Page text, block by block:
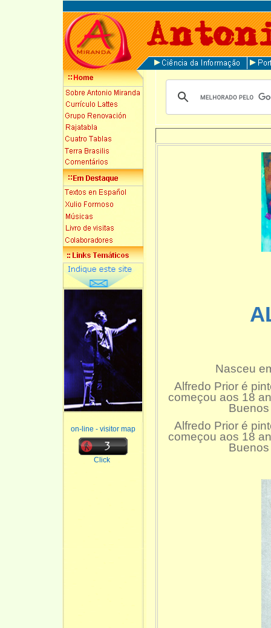
on-line - visitor map
Click
Nasceu
Alfredo Prior é
começou aos 18
Alfredo Prior é
começou aos 18